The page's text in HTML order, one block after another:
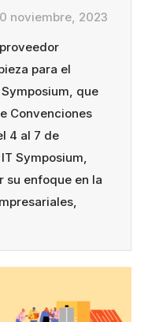
noviembre, 2023
para el
que
Convenciones
4 al 7 de
Symposium,
su enfoque en la